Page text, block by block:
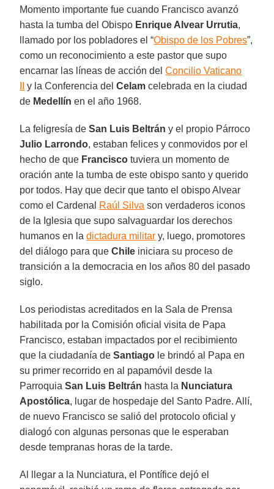
Momento importante fue cuando Francisco avanzó
hasta la tumba del Obispo Enrique Alvear Urrutia,
llamado por los pobladores el “Obispo de los Pobres”,
como un reconocimiento a este pastor que supo
encarnar las líneas de acción del Concilio Vaticano
y la Conferencia delCelam celebrada en la ciudad
de Medellín en el año 1968.
La feligresía deSan Luis Beltrán y el propio Párroco
Julio Larrondo, estaban felices y conmovidos por el
hecho de que Francisco tuviera un momento de
oración ante la tumba de este obispo santo y querido
por todos. Hay que decir que tanto el obispo Alvear
como el Cardenal Raúl Silva son verdaderos iconos
de la Iglesia que supo salvaguardar los derechos
humanos en ladictadura militar y, luego, promotores
del diálogo para queChile iniciara su proceso de
transición a la democracia en los años 80 del pasado
siglo.
Los periodistas acreditados en la Sala de Prensa
habilitada por la Comisión oficial visita de Papa
Francisco, estaban impactados por el recibimiento
que la ciudadanía deSantiago le brindó al Papa en
su primer recorrido en al papamóvil desde la
ParroquiaSan Luis Beltrán hasta la Nunciatura
Apostólica, lugar de hospedaje del Santo Padre. Allí,
de nuevo Francisco se salió del protocolo oficial y
dialogó con algunas personas que le esperaban
desde tempranas horas de la tarde.
Al llegar a la Nunciatura, el Pontífice dejó el